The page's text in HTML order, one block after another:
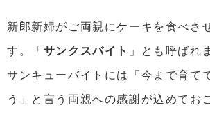
新郎新婦がご両親にケーキを食べさ
す。「 サンクスバイト 」とも呼ばれ
サンキューバイトには「今まで育て
う」と言う両親への感謝が込めてお